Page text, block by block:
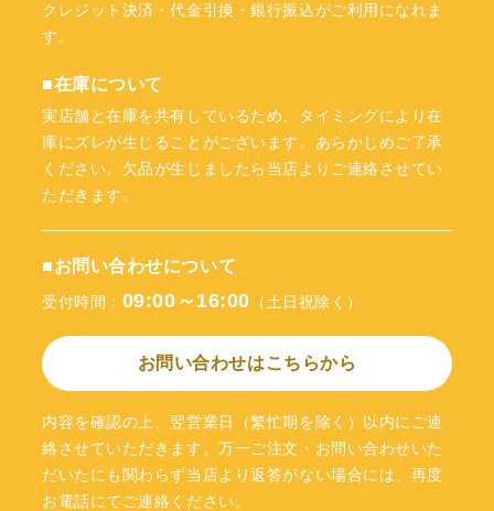
クレジット決済・代金引換・銀行振込がご利用になれま
す。
■在庫について
実店舗と在庫を共有しているため、タイミングにより在
庫にズレが生じることがございます。あらかじめご了承
ください。欠品が生じましたら当店よりご連絡させてい
ただきます。
■お問い合わせについて
受付時間： 09:00～16:00 （土日祝除く）
お問い合わせはこちらから
内容を確認の上、翌営業日（繁忙期を除く）以内にご連
絡させていただきます。万一ご注文・お問い合わせいた
だいたにも関わらず当店より返答がない場合には、再度
お電話にてご連絡ください。